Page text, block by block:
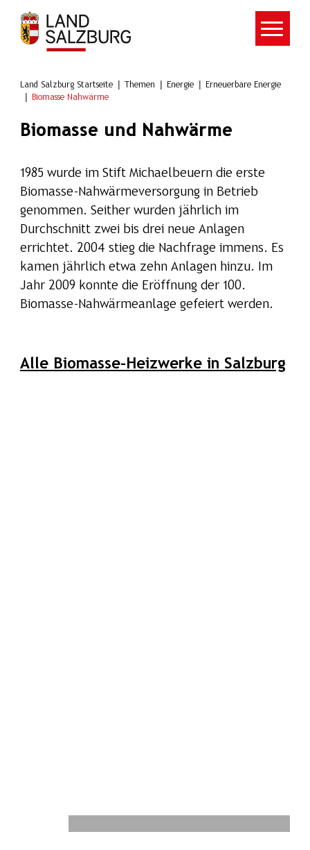
Zum Hauptinhalt springen
Land Salzburg Startseite Themen Energie
Erneuerbare Energie
Biomasse Nahwärme
Biomasse und Nahwärme
1985 wurde im Stift Michaelbeuern die erste
Biomasse-Nahwärmeversorgung in Betrieb
genommen. Seither wurden jährlich im
Durchschnitt zwei bis drei neue Anlagen
errichtet. 2004 stieg die Nachfrage immens. Es
kamen jährlich etwa zehn Anlagen hinzu. Im
Jahr 2009 konnte die Eröffnung der 100.
Biomasse-Nahwärmeanlage gefeiert werden.
Alle Biomasse-Heizwerke in Salzburg